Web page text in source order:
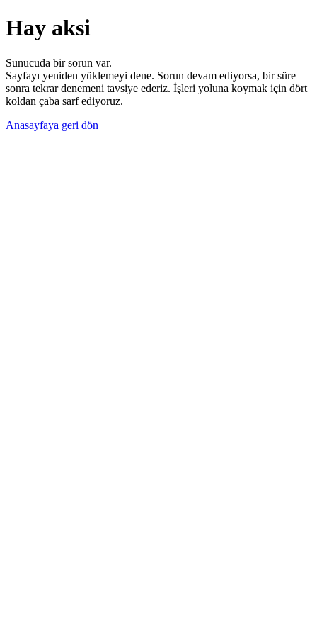
Hay aksi
Sunucuda bir sorun var.
Sayfayı yeniden yüklemeyi dene. Sorun devam ediyorsa, bir süre
sonra tekrar denemeni tavsiye ederiz. İşleri yoluna koymak için dört
koldan çaba sarf ediyoruz.
Anasayfaya geri dön